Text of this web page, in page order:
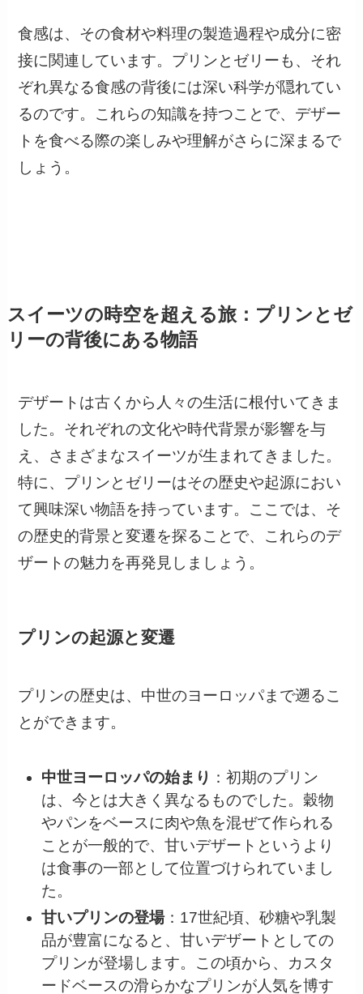
食感は、その食材や料理の製造過程や成分に密
接に関連しています。プリンとゼリーも、それ
ぞれ異なる食感の背後には深い科学が隠れてい
るのです。これらの知識を持つことで、デザー
トを食べる際の楽しみや理解がさらに深まるで
しょう。
スイーツの時空を超える旅：プリンとゼ
リーの背後にある物語
デザートは古くから人々の生活に根付いてきま
した。それぞれの文化や時代背景が影響を与
え、さまざまなスイーツが生まれてきました。
特に、プリンとゼリーはその歴史や起源におい
て興味深い物語を持っています。ここでは、そ
の歴史的背景と変遷を探ることで、これらのデ
ザートの魅力を再発見しましょう。
プリンの起源と変遷
プリンの歴史は、中世のヨーロッパまで遡るこ
とができます。
中世ヨーロッパの始まり ：初期のプリン
は、今とは大きく異なるものでした。穀物
やパンをベースに肉や魚を混ぜて作られる
ことが一般的で、甘いデザートというより
は食事の一部として位置づけられていまし
た。
甘いプリンの登場：17世紀頃、砂糖や乳製
品が豊富になると、甘いデザートとしての
プリンが登場します。この頃から、カスタ
ードベースの滑らかなプリンが人気を博す